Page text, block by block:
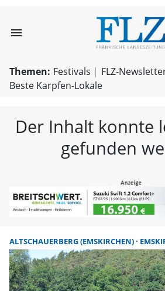
menu
Themen: Festivals
FLZ-
Beste Karpfen-Lokale
Der Inhalt konnte
gefunden
ALTSCHAUERBERG (EMSKIRCHEN)